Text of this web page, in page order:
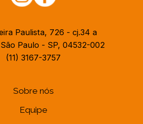
Paulista, 726 - cj.34 a
Paulo - SP, 04532-002
(11) 3167-3757
Sobre nós
Equipe